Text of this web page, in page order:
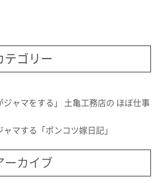
テゴリー
ャマをする」 土亀工務店の ほぼ仕事
マする「ポンコツ嫁日記」
ーカイブ